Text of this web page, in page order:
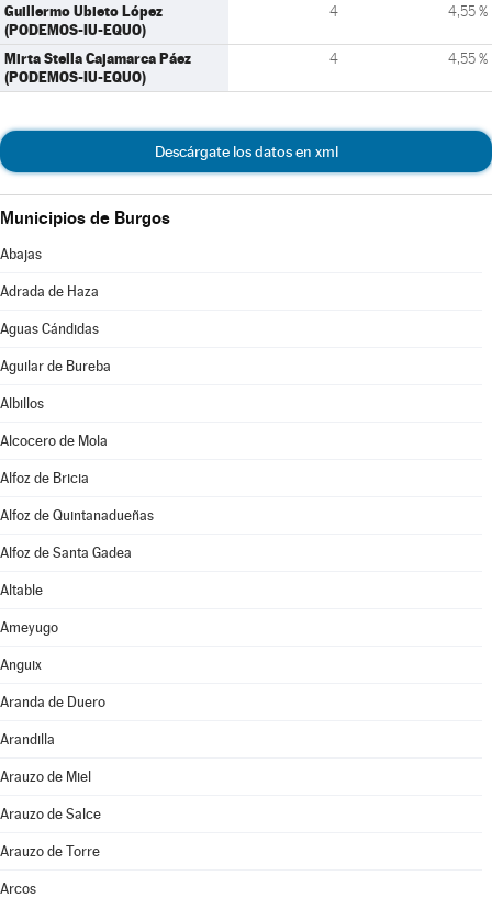
Guillermo Ubieto López
(PODEMOS-IU-EQUO)
4 4,55 %
Mirta Stella Cajamarca Páez
(PODEMOS-IU-EQUO)
4 4,55 %
Descárgate los datos en xml
Municipios de Burgos
Abajas
Adrada de Haza
Aguas Cándidas
Aguilar de Bureba
Albillos
Alcocero de Mola
Alfoz de Bricia
Alfoz de Quintanadueñas
Alfoz de Santa Gadea
Altable
Ameyugo
Anguix
Aranda de Duero
Arandilla
Arauzo de Miel
Arauzo de Salce
Arauzo de Torre
Arcos